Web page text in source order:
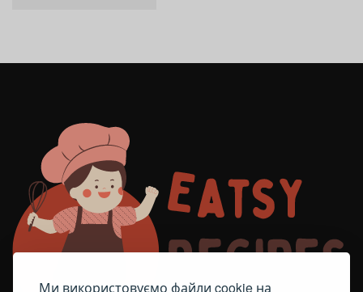
Ми використовуємо файли cookie на